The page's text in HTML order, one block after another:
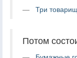
Три
Потом